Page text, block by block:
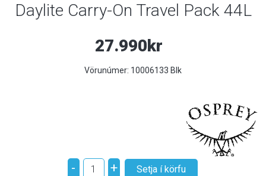
Daylite Carry-On Travel Pack 44L
27.990kr
Vörunúmer: 10006133 Blk
- +